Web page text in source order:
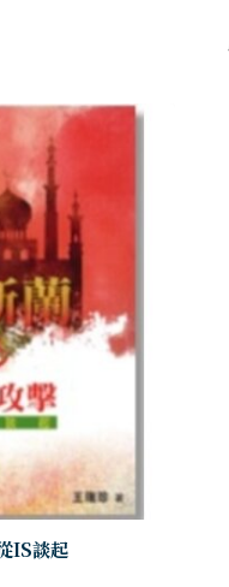
IS談起